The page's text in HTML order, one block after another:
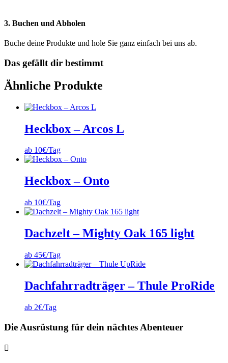
3. Buchen und Abholen
Buche deine Produkte und hole Sie ganz einfach bei uns ab.
Das gefällt dir bestimmt
Ähnliche Produkte
Heckbox – Arcos L
ab 10€/Tag
Heckbox – Onto
ab 10€/Tag
Dachzelt – Mighty Oak 165 light
ab 45€/Tag
Dachfahrradträger – Thule ProRide
ab 2€/Tag
Die Ausrüstung für dein nächtes Abenteuer
